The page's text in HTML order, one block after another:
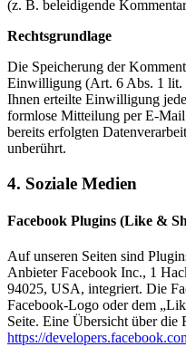
(z. B. beleidigende
Rechtsgrundlage
Die Speicherung der
Einwilligung (Art. 6 Abs. 1 lit.
Ihnen erteilte Einwilligung
formlose Mitteilung per E-
bereits erfolgten
unberührt.
4. Soziale Medien
Facebook Plugins (Like &
Auf unseren Seiten sind
Anbieter Facebook Inc., 1
94025, USA, integriert. Die
Facebook-Logo oder dem
Seite. Eine Übersicht über die
https://